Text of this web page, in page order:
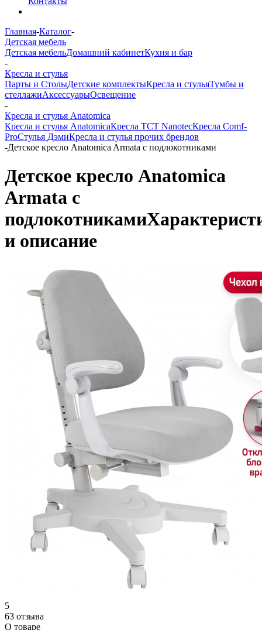
Главная-Каталог-
Детская мебель
Детская мебельДомашний кабинетКухня и бар
-
Кресла и стулья
Парты и СтолыДетские комплектыКресла и стульяТумбы и
стеллажиАксессуарыОсвещение
-
Кресла и стулья Anatomica
Кресла и стулья AnatomicaКресла TCT NanotecКресла Comf-
ProСтулья ДэмиКресла и стулья прочих брендов
-Детское кресло Anatomica Armata с подлокотниками
Детское кресло Anatomica
Armata с
подлокотниками
и описание
5
63 отзыва
О товаре